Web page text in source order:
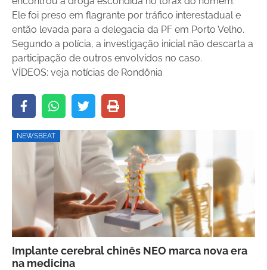
Ele foi preso em flagrante por tráfico interestadual e
então levada para a delegacia da PF em Porto Velho.
Segundo a polícia, a investigação inicial não descarta a
participação de outros envolvidos no caso.
VÍDEOS: veja notícias de Rondônia
NEWSBEAT
Implante cerebral chinês NEO marca nova era
na medicina